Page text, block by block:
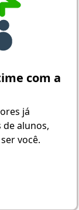
com a
já
alunos,
você.